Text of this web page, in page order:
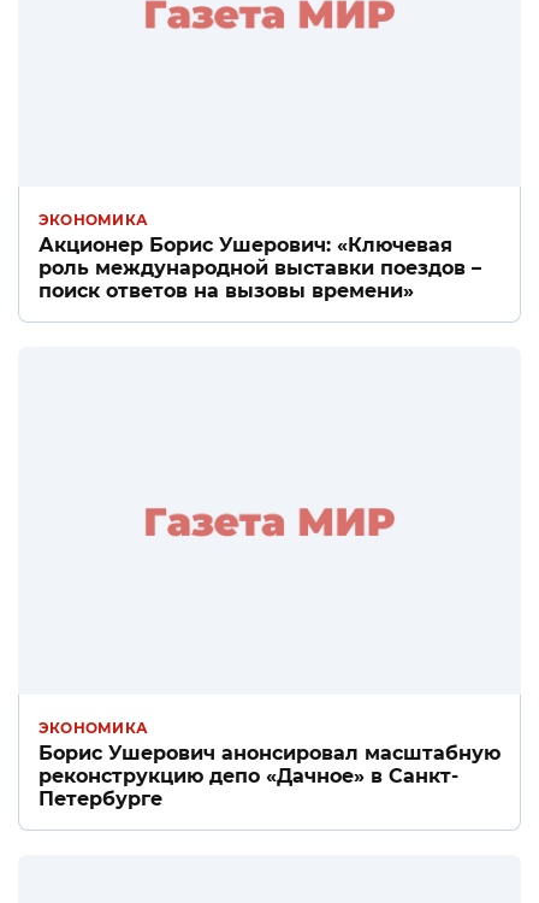
ЭКОНОМИКА
Акционер Борис Ушерович: «Ключевая
роль международной выставки поездов –
поиск ответов на вызовы времени»
ЭКОНОМИКА
Борис Ушерович анонсировал масштабную
реконструкцию депо «Дачное» в Санкт-
Петербурге